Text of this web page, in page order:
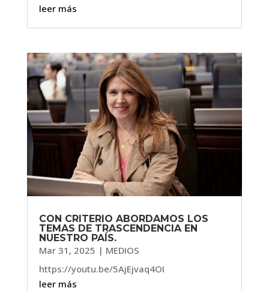
leer más
CON CRITERIO ABORDAMOS LOS
TEMAS DE TRASCENDENCIA EN
NUESTRO PAÍS.
Mar 31, 2025 | MEDIOS
https://youtu.be/5AjEjvaq4OI
leer más